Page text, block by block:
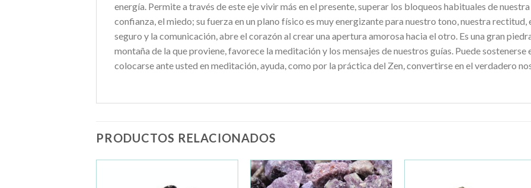
energía. Permite a través de este eje vivir más en el presente, superar los bloqueos habituales de
confianza, el miedo; su fuerza en un plano físico es muy energizante para nuestro tono, nuestra
seguro y la comunicación, abre el corazón al crear una apertura amorosa hacia el otro. Es una gran
montaña de la que proviene, favorece la meditación y los mensajes de nuestros guías. Puede sostenerse
colocarse ante usted en meditación, ayuda, como por la práctica del Zen, convertirse en el verdadero
PRODUCTOS RELACIONADOS